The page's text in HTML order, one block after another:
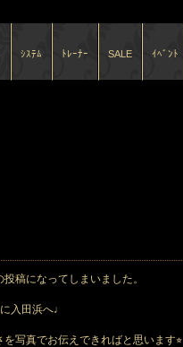
ｼｽﾃﾑ ﾄﾚｰﾅｰ SALE ｲﾍﾞﾝﾄ
稿になってしまいました。
入田浜へ♩
写真でお伝えできればと思います⭐︎